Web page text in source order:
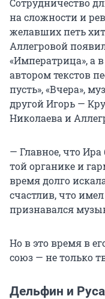
Сотрудничество
на сложности и
желавших петь
Аллегровой
«Императрица», а
автором текстов
пусть», «Вчера»,
другой Игорь —
Николаева и
— Главное, что Ира
той органике и
время долго
счастлив, что
признавался
​​​​​​​Но в это время в
союз — не только
Дельфин и